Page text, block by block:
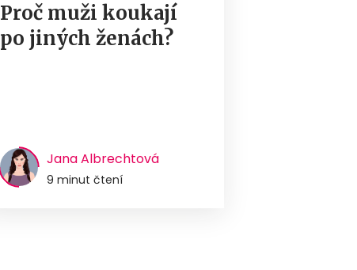
Proč muži koukají
po jiných ženách?
Jana Albrechtová
9 minut čtení